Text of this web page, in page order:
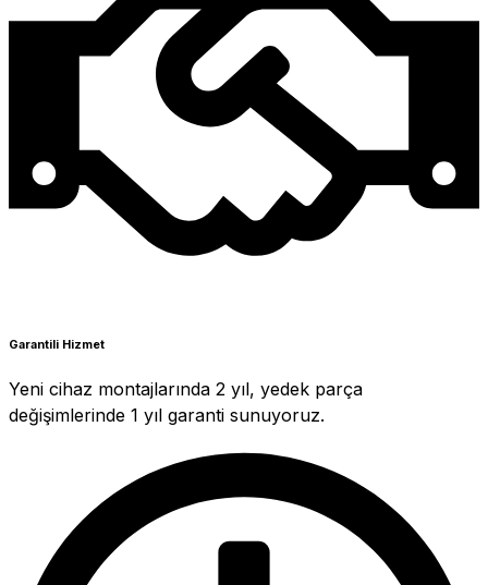
Garantili Hizmet
Yeni cihaz montajlarında 2 yıl, yedek parça
değişimlerinde 1 yıl garanti sunuyoruz.